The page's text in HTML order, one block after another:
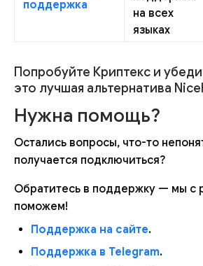
поддержка
на всех
языках
Попробуйте Криптекс и
это лучшая альтернатива
Нужна помощь?
Остались вопросы, что-то
получается подключиться?
Обратитесь в поддержку — мы с
поможем!
Поддержка на сайте.
Поддержка в Telegram.